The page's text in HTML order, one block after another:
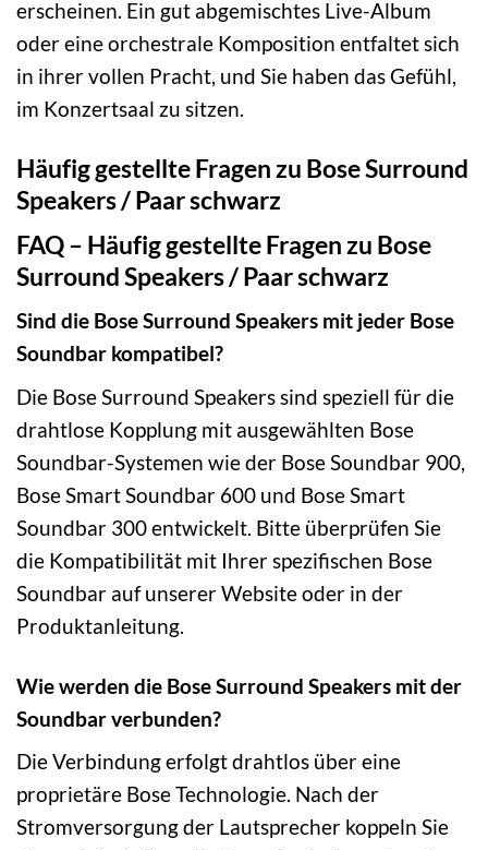
erscheinen. Ein gut abgemischtes Live-Album
oder eine orchestrale Komposition entfaltet sich
in ihrer vollen Pracht, und Sie haben das Gefühl,
im Konzertsaal zu sitzen.
Häufig gestellte Fragen zu Bose Surround
Speakers / Paar schwarz
FAQ – Häufig gestellte Fragen zu Bose
Surround Speakers / Paar schwarz
Sind die Bose Surround Speakers mit jeder Bose
Soundbar kompatibel?
Die Bose Surround Speakers sind speziell für die
drahtlose Kopplung mit ausgewählten Bose
Soundbar-Systemen wie der Bose Soundbar 900,
Bose Smart Soundbar 600 und Bose Smart
Soundbar 300 entwickelt. Bitte überprüfen Sie
die Kompatibilität mit Ihrer spezifischen Bose
Soundbar auf unserer Website oder in der
Produktanleitung.
Wie werden die Bose Surround Speakers mit der
Soundbar verbunden?
Die Verbindung erfolgt drahtlos über eine
proprietäre Bose Technologie. Nach der
Stromversorgung der Lautsprecher koppeln Sie